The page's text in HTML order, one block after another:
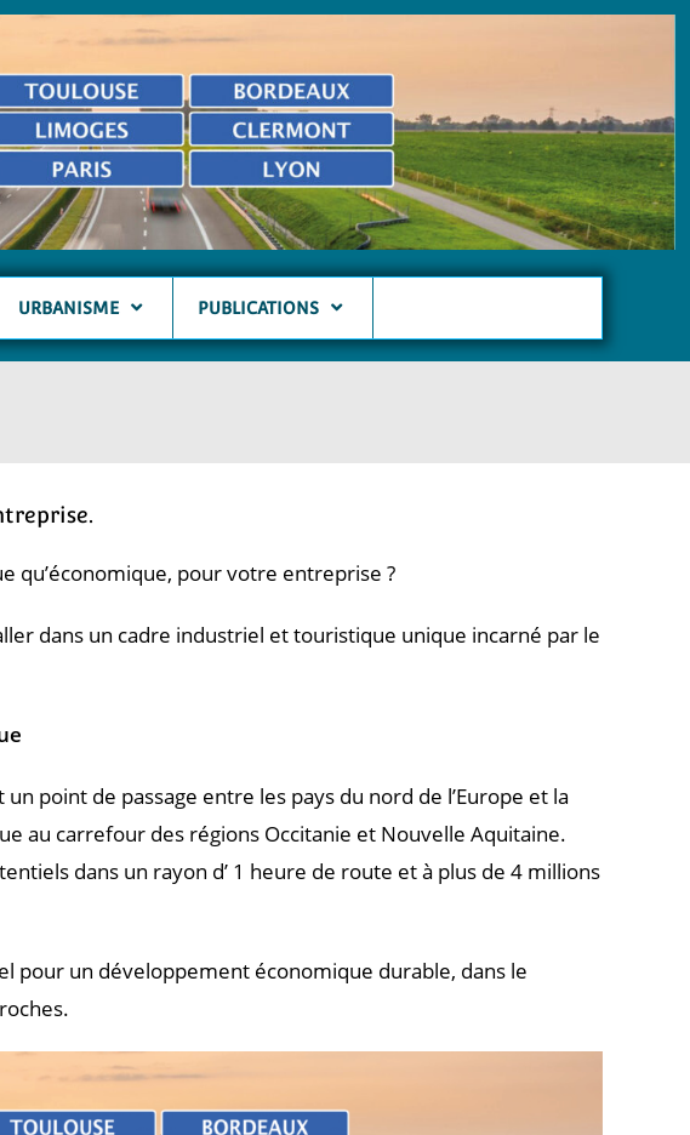
URBANISME PUBLICATIONS
qu’économique, pour votre entreprise ?
dans un cadre industriel et touristique unique incarné par le
point de passage entre les pays du nord de l’Europe et la
au carrefour des régions Occitanie et Nouvelle Aquitaine.
dans un rayon d’ 1 heure de route et à plus de 4 millions
pour un déve­loppement économique durable, dans le